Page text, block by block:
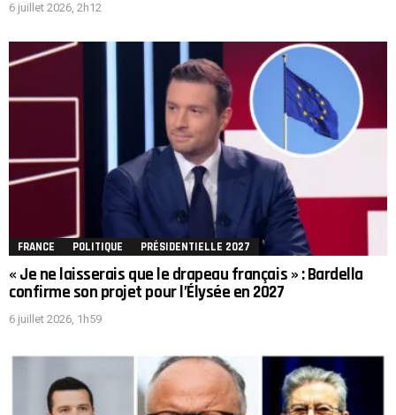
6 juillet 2026, 2h12
FRANCE POLITIQUE PRÉSIDENTIELLE 2027
« Je ne laisserais que le drapeau français » : Bardella
confirme son projet pour l’Élysée en 2027
6 juillet 2026, 1h59